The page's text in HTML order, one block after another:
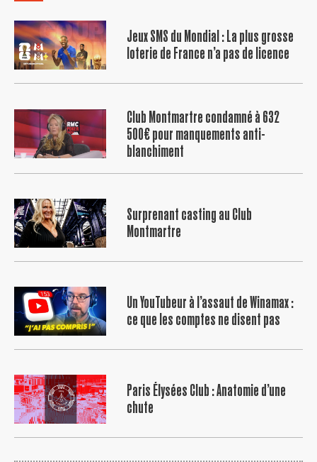
Jeux SMS du Mondial : La plus grosse
loterie de France n’a pas de licence
Club Montmartre condamné à 632
500€ pour manquements anti-
blanchiment
Surprenant casting au Club
Montmartre
Un YouTubeur à l’assaut de Winamax :
ce que les comptes ne disent pas
Paris Élysées Club : Anatomie d’une
chute